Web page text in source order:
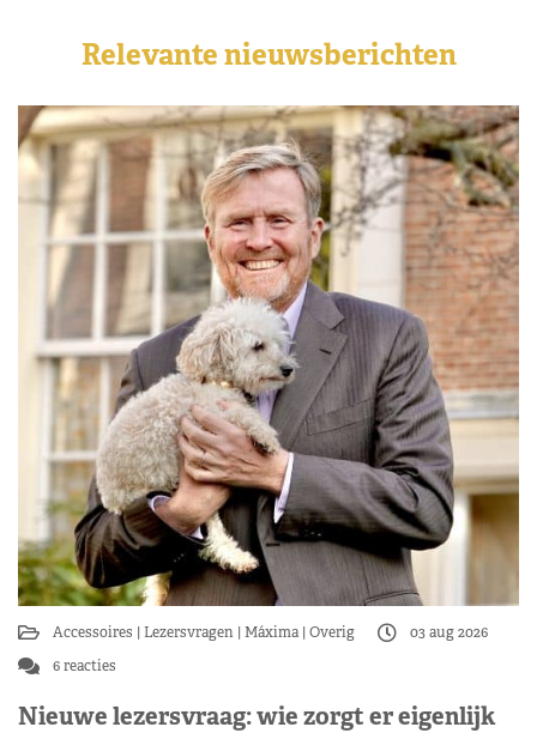
Relevante nieuwsberichten
Accessoires Lezersvragen Máxima Overig
03 aug 2026
6 reacties
Nieuwe lezersvraag: wie zorgt er eigenlijk